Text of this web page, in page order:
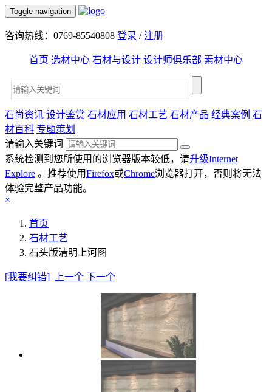
Toggle navigation
咨询热线：0769-85540808 登录 /注册
首页 选材中心 石材与设计 设计师俱乐部 素材中心
石尚资讯 设计鉴赏 石材应用 石材工艺 石材产品 经典案例 石
材百科 专题策划
请输入关键词
系统检测到您所使用的浏览器版本较低，请升级Internet
Explore 。推荐使用Firefox或Chrome浏览器打开，否则将无法
体验完整产品功能。
×
首页
石材工艺
石头版清明上河图
[我要纠错] 上一个 下一个